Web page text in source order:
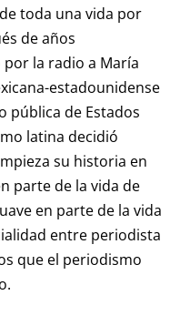
toda una vida por
de años
por la radio a María
estadounidense
pública de Estados
latina decidió
su historia en
parte de la vida de
en parte de la vida
entre periodista
que el periodismo